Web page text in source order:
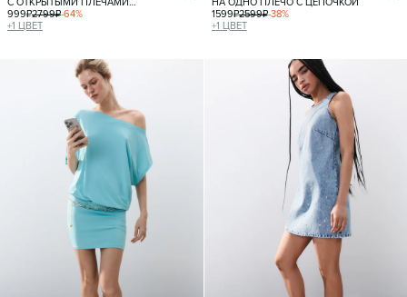
И ПРИНТОМ
999₽2799₽-64%
+1 ЦВЕТ
1599₽2599₽-38%
+1 ЦВЕТ